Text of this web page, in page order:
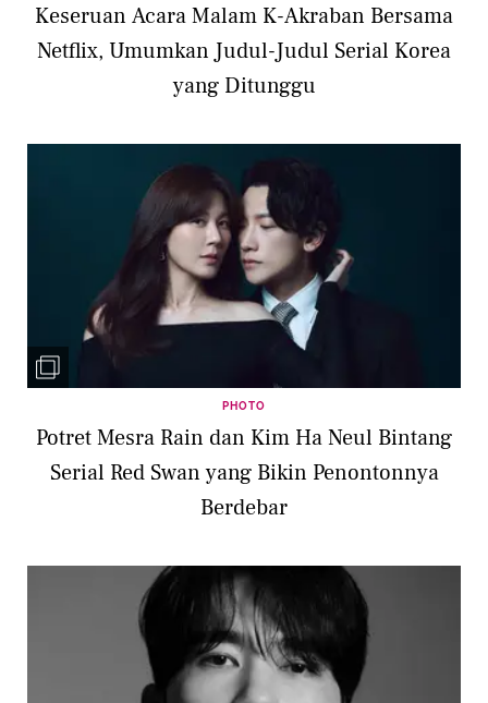
Keseruan Acara Malam K-Akraban Bersama
Netflix, Umumkan Judul-Judul Serial Korea
yang Ditunggu
PHOTO
Potret Mesra Rain dan Kim Ha Neul Bintang
Serial Red Swan yang Bikin Penontonnya
Berdebar